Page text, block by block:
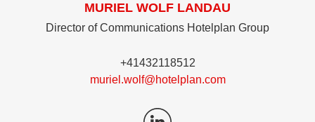
MURIEL WOLF LANDAU
Director of Communications Hotelplan Group
+41432118512
muriel.wolf@hotelplan.com